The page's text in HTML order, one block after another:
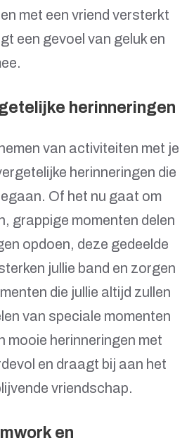
met een vriend versterkt
een gevoel van geluk en
herinneringen
van activiteiten met je
herinneringen die
Of het nu gaat om
grappige momenten delen
opdoen, deze gedeelde
jullie band en zorgen
die jullie altijd zullen
van speciale momenten
mooie herinneringen met
en draagt bij aan het
vriendschap.
en